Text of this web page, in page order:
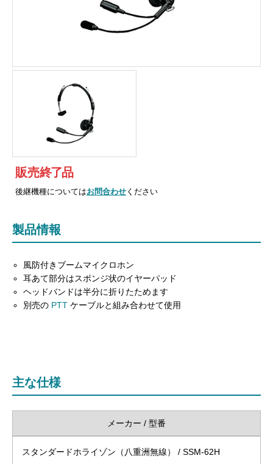
販売終了品
後継機種についてはお問合わせ ください
製品情報
風防付きブームマイクロホン
耳あて部分はスポンジ状のイヤーパッド
ヘッドバンドは半分に折りたためます
別売の PTT ケーブルと組み合わせて使用
主な仕様
メーカー / 型番
スタンダードホライゾン（八重洲無線） / SSM-62H